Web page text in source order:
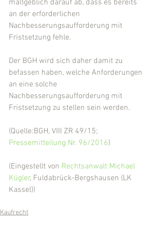
maßgeblich darauf ab, dass es bereits
an der erforderlichen
Nachbesserungsaufforderung mit
Fristsetzung fehle.
Der BGH wird sich daher damit zu
befassen haben, welche Anforderungen
an eine solche
Nachbesserungsaufforderung mit
Fristsetzung zu stellen sein werden.
(Quelle:BGH, VIII ZR 49/15;
Pressemitteilung Nr. 96/2016)
(Eingestellt von Rechtsanwalt Michael
Kügler, Fuldabrück-Bergshausen (LK
Kassel))
Kaufrecht